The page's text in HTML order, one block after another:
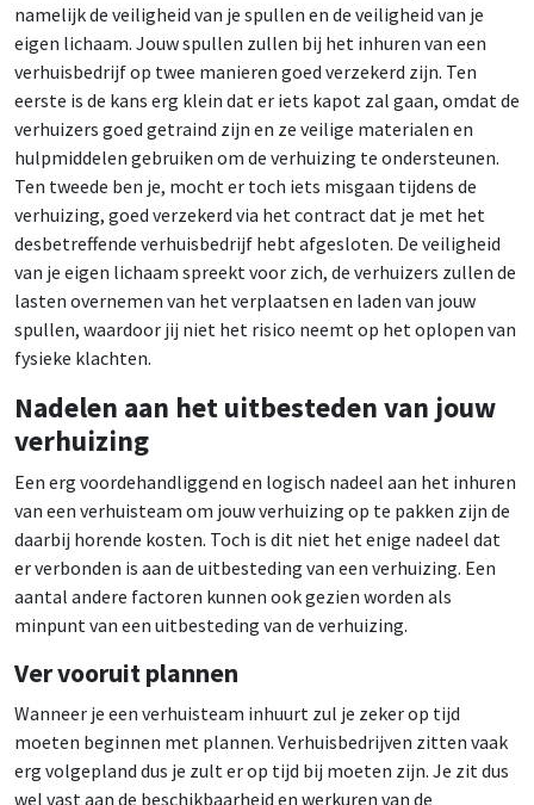
namelijk de veiligheid van je spullen en de veiligheid van je
eigen lichaam. Jouw spullen zullen bij het inhuren van een
verhuisbedrijf op twee manieren goed verzekerd zijn. Ten
eerste is de kans erg klein dat er iets kapot zal gaan, omdat de
verhuizers goed getraind zijn en ze veilige materialen en
hulpmiddelen gebruiken om de verhuizing te ondersteunen.
Ten tweede ben je, mocht er toch iets misgaan tijdens de
verhuizing, goed verzekerd via het contract dat je met het
desbetreffende verhuisbedrijf hebt afgesloten. De veiligheid
van je eigen lichaam spreekt voor zich, de verhuizers zullen de
lasten overnemen van het verplaatsen en laden van jouw
spullen, waardoor jij niet het risico neemt op het oplopen van
fysieke klachten.
Nadelen aan het uitbesteden van jouw
verhuizing
Een erg voordehandliggend en logisch nadeel aan het inhuren
van een verhuisteam om jouw verhuizing op te pakken zijn de
daarbij horende kosten. Toch is dit niet het enige nadeel dat
er verbonden is aan de uitbesteding van een verhuizing. Een
aantal andere factoren kunnen ook gezien worden als
minpunt van een uitbesteding van de verhuizing.
Ver vooruit plannen
Wanneer je een verhuisteam inhuurt zul je zeker op tijd
moeten beginnen met plannen. Verhuisbedrijven zitten vaak
erg volgepland dus je zult er op tijd bij moeten zijn. Je zit dus
wel vast aan de beschikbaarheid en werkuren van de